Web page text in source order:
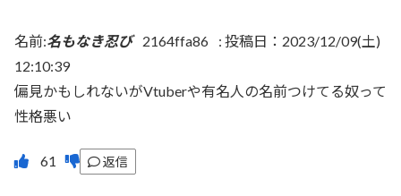
名前:名もなき忍び 2164ffa86 : 投稿日：2023/12/09(土)
12:10:39
偏見かもしれないがVtuberや有名人の名前つけてる奴って
性格悪い
返信